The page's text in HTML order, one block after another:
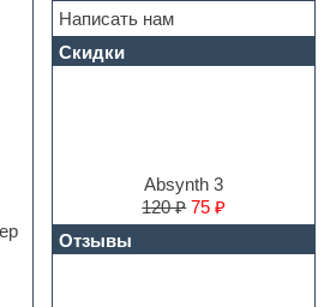
Написать нам
Скидки
Absynth 3
120 ₽ 75 ₽
Отзывы